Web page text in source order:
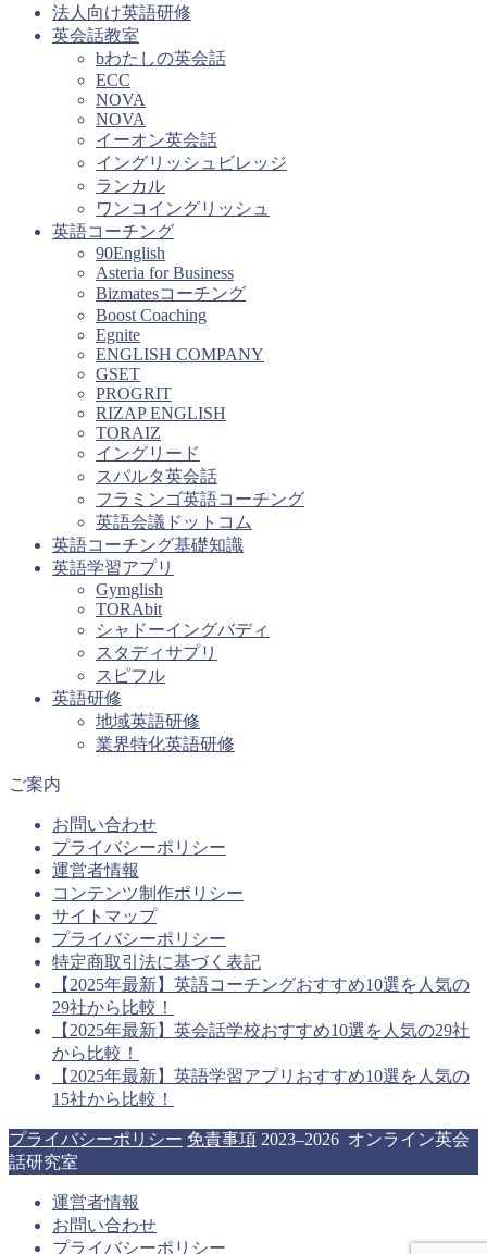
法人向け英語研修
英会話教室
bわたしの英会話
ECC
NOVA
NOVA
イーオン英会話
イングリッシュビレッジ
ランカル
ワンコイングリッシュ
英語コーチング
90English
Asteria for Business
Bizmatesコーチング
Boost Coaching
Egnite
ENGLISH COMPANY
GSET
PROGRIT
RIZAP ENGLISH
TORAIZ
イングリード
スパルタ英会話
フラミンゴ英語コーチング
英語会議ドットコム
英語コーチング基礎知識
英語学習アプリ
Gymglish
TORAbit
シャドーイングバディ
スタディサプリ
スピフル
英語研修
地域英語研修
業界特化英語研修
ご案内
お問い合わせ
プライバシーポリシー
運営者情報
コンテンツ制作ポリシー
サイトマップ
プライバシーポリシー
特定商取引法に基づく表記
【2025年最新】英語コーチングおすすめ10選を人気の
29社から比較！
【2025年最新】英会話学校おすすめ10選を人気の29社
から比較！
【2025年最新】英語学習アプリおすすめ10選を人気の
15社から比較！
プライバシーポリシー 免責事項 2023–2026 オンライン英会
話研究室
運営者情報
お問い合わせ
プライバシーポリシー